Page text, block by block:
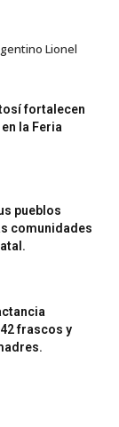
Lionel
fortalecen
la Feria
pueblos
comunidades
frascos y